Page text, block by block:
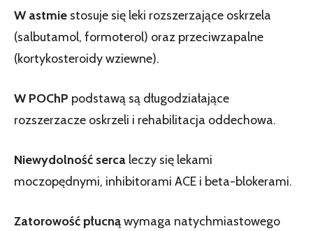
W astmie stosuje się leki rozszerzające oskrzela
(salbutamol, formoterol) oraz przeciwzapalne
(kortykosteroidy wziewne).
W POChP podstawą są długodziałające
rozszerzacze oskrzeli i rehabilitacja oddechowa.
Niewydolność serca leczy się lekami
moczopędnymi, inhibitorami ACE i beta-blokerami.
Zatorowość płucnąwymaga natychmiastowego